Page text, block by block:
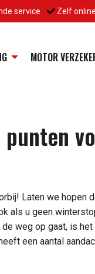
service Zelf
MOTOR
Laten we hopen
als u geen
weg op gaat, is
een aantal